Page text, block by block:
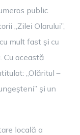
public.
„Zilei Olarului”,
mult fast şi cu
Cu această
„Olăritul –
şi un
locală a